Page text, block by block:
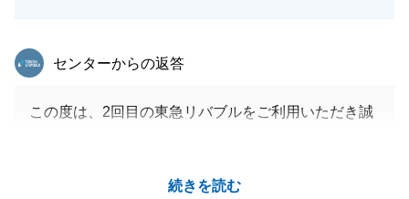
続きを読む
東急リバブル
センターからの返答
この度は、2回目の東急リバブルをご利用いただき誠